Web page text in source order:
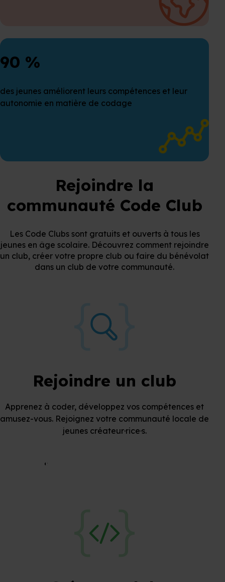
90 %
des jeunes améliorent leurs compétences et leur
autonomie en matière de codage
Rejoindre la
communauté Code Club
Les Code Clubs sont gratuits et ouverts à tous les
jeunes en âge scolaire. Découvrez comment rejoindre
un club, créer votre propre club ou faire du bénévolat
dans un club de votre communauté.
Rejoindre un club
Apprenez à coder, développez vos compétences et
amusez-vous. Rejoignez votre communauté locale de
jeunes créateur·rice·s.
Rejoindre un Code Club